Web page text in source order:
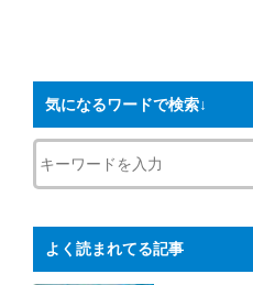
気になるワードで検索↓
よく読まれてる記事